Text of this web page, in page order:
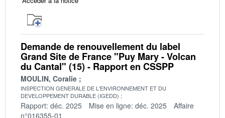
Demande de renouvellement du label
Grand Site de France "Puy Mary - Volcan
du Cantal" (15) - Rapport en CSSPP
MOULIN, Coralie
INSPECTION GENERALE DE L'ENVIRONNEMENT ET DU
DEVELOPPEMENT DURABLE (IGEDD)
Rapport: déc. 2025 Mise en ligne: déc. 2025
Affaire
n°016355-01